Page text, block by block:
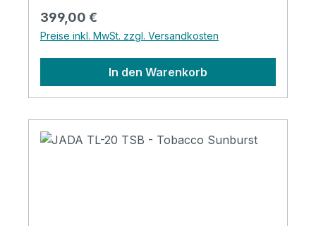
Regulärer Preis:
399,00 €
Preise inkl. MwSt. zzgl. Versandkosten
In den Warenkorb